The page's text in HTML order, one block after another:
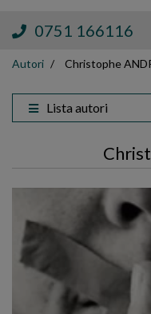
0751 166116
TAMAIE
Autori Christophe
Lista autori